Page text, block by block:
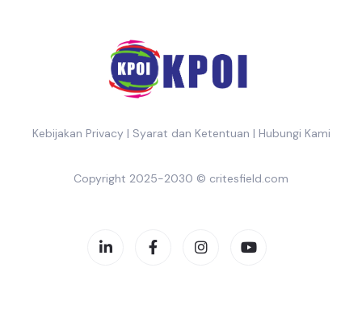
Kebijakan Privacy| Syarat dan Ketentuan | Hubungi Kami
Copyright 2025-2030 © critesfield.com